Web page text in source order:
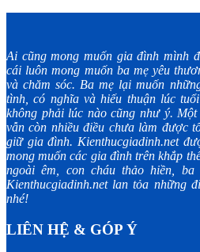
Ai cũng mong muốn gia đình mình
cái luôn mong muốn ba mẹ yêu
và chăm sóc. Ba mẹ lại muốn
tình, có nghĩa và hiếu thuận lúc
không phải lúc nào cũng như ý.
vẫn còn nhiều điều chưa làm được
giữ gia đình. Kienthucgiadinh.net
mong muốn các gia đình trên khắp
ngoài êm, con cháu thảo hiền,
Kienthucgiadinh.net lan tỏa những
nhé!
LIÊN HỆ & GÓP Ý